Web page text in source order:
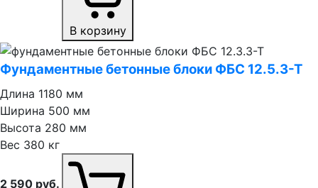
В корзину
Фундаментные бетонные блоки ФБС 12.5.3⁠-⁠Т
Длина 1180 мм
Ширина 500 мм
Высота 280 мм
Вес 380 кг
2 590 руб.